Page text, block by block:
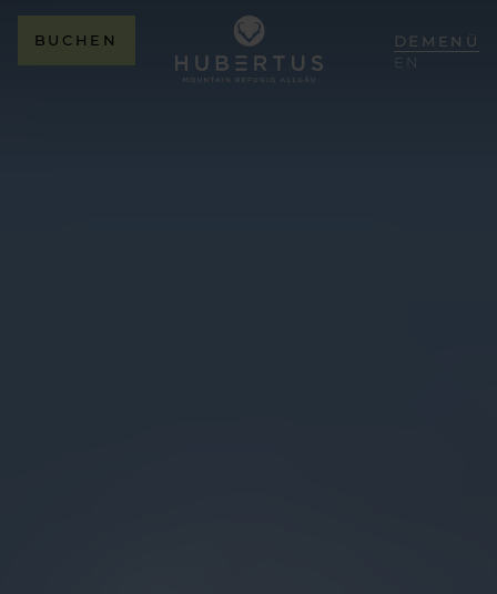
BUCHEN
DE
EN
MENÜ